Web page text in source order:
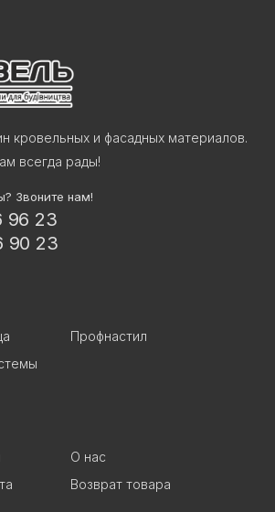
кровельных и фасадных материалов.
всегда рады!
Звоните нам!
96 23
90 23
Профнастил
О нас
Возврат товара